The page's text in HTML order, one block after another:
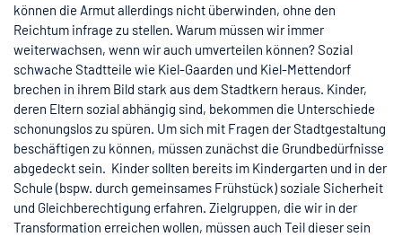
können die Armut allerdings nicht überwinden, ohne den
Reichtum infrage zu stellen. Warum müssen wir immer
weiterwachsen, wenn wir auch umverteilen können? Sozial
schwache Stadtteile wie Kiel-Gaarden und Kiel-Mettendorf
brechen in ihrem Bild stark aus dem Stadtkern heraus. Kinder,
deren Eltern sozial abhängig sind, bekommen die Unterschiede
schonungslos zu spüren. Um sich mit Fragen der Stadtgestaltung
beschäftigen zu können, müssen zunächst die Grundbedürfnisse
abgedeckt sein. Kinder sollten bereits im Kindergarten und in der
Schule (bspw. durch gemeinsames Frühstück) soziale Sicherheit
und Gleichberechtigung erfahren. Zielgruppen, die wir in der
Transformation erreichen wollen, müssen auch Teil dieser sein